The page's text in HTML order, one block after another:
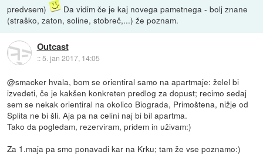
predvsem)
Da vidim če je kaj novega pametnega - bolj znane
(straško, zaton, soline, stobreč,...) že poznam.
Outcast
::5. jan 2017, 14:05
@smacker hvala, bom se orientiral samo na apartmaje: želel bi
izvedeti, če je kakšen konkreten predlog za dopust; recimo sedaj
sem se nekak orientiral na okolico Biograda, Primoštena, nižje od
Splita ne bi šli. Aja pa na celini naj bi bil apartma.
Tako da pogledam, rezerviram, pridem in uživam:)
Za 1.maja pa smo ponavadi kar na Krku; tam že vse poznamo:)